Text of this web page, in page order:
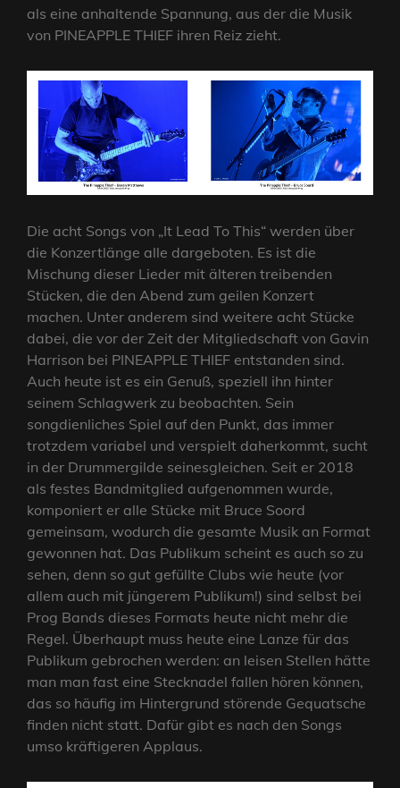
als eine anhaltende Spannung, aus der die Musik
von PINEAPPLE THIEF ihren Reiz zieht.
Die acht Songs von „It Lead To This“ werden über
die Konzertlänge alle dargeboten. Es ist die
Mischung dieser Lieder mit älteren treibenden
Stücken, die den Abend zum geilen Konzert
machen. Unter anderem sind weitere acht Stücke
dabei, die vor der Zeit der Mitgliedschaft von Gavin
Harrison bei PINEAPPLE THIEF entstanden sind.
Auch heute ist es ein Genuß, speziell ihn hinter
seinem Schlagwerk zu beobachten. Sein
songdienliches Spiel auf den Punkt, das immer
trotzdem variabel und verspielt daherkommt, sucht
in der Drummergilde seinesgleichen. Seit er 2018
als festes Bandmitglied aufgenommen wurde,
komponiert er alle Stücke mit Bruce Soord
gemeinsam, wodurch die gesamte Musik an Format
gewonnen hat. Das Publikum scheint es auch so zu
sehen, denn so gut gefüllte Clubs wie heute (vor
allem auch mit jüngerem Publikum!) sind selbst bei
Prog Bands dieses Formats heute nicht mehr die
Regel. Überhaupt muss heute eine Lanze für das
Publikum gebrochen werden: an leisen Stellen hätte
man man fast eine Stecknadel fallen hören können,
das so häufig im Hintergrund störende Gequatsche
finden nicht statt. Dafür gibt es nach den Songs
umso kräftigeren Applaus.